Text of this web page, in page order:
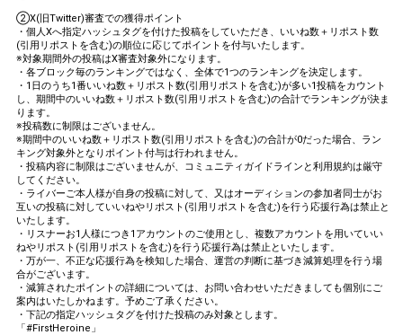
②X(旧Twitter)審査での獲得ポイント
・個人Xへ指定ハッシュタグを付けた投稿をしていただき、いいね数＋リポスト数
(引用リポストを含む)の順位に応じてポイントを付与いたします。
※対象期間外の投稿はX審査対象外になります。
・各ブロック毎のランキングではなく、全体で1つのランキングを決定します。
・1日のうち1番いいね数＋リポスト数(引用リポストを含む)が多い1投稿をカウント
し、期間中のいいね数＋リポスト数(引用リポストを含む)の合計でランキングが決ま
ります。
※投稿数に制限はございません。
※期間中のいいね数＋リポスト数(引用リポストを含む)の合計が0だった場合、ラン
キング対象外となりポイント付与は行われません。
・投稿内容に制限はございませんが、コミュニティガイドラインと利用規約は厳守
してください。
・ライバーご本人様が自身の投稿に対して、又はオーディションの参加者同士がお
互いの投稿に対していいねやリポスト(引用リポストを含む)を行う応援行為は禁止と
いたします。
・リスナーお1人様につき1アカウントのご使用とし、複数アカウントを用いていい
ねやリポスト(引用リポストを含む)を行う応援行為は禁止といたします。
・万が一、不正な応援行為を検知した場合、運営の判断に基づき減算処理を行う場
合がございます。
・減算されたポイントの詳細については、お問い合わせいただきましても個別にご
案内はいたしかねます。予めご了承ください。
・下記の指定ハッシュタグを付けた投稿のみ対象とします。
「#FirstHeroine」